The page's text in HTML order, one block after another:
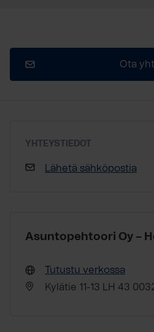
Ota
YHTEYSTIEDOT
Lähetä sähköpostia
Asuntopehtoori Oy –
Tutustu verkossa
Kylätie 11-13 LH 43